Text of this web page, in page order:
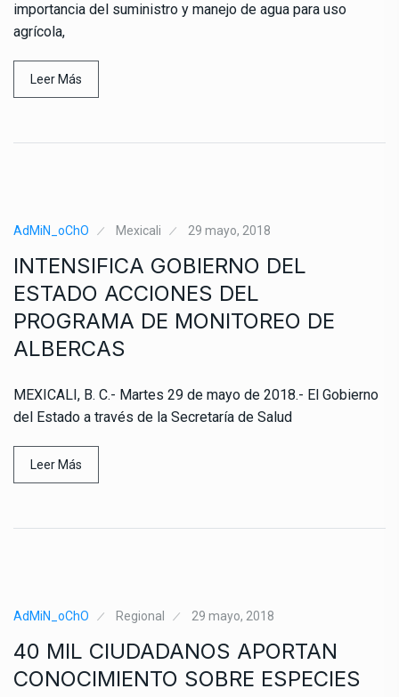
importancia del suministro y manejo de agua para uso
agrícola,
Leer Más
AdMiN_oChO Mexicali 29 mayo, 2018
INTENSIFICA GOBIERNO DEL
ESTADO ACCIONES DEL
PROGRAMA DE MONITOREO DE
ALBERCAS
MEXICALI, B. C.- Martes 29 de mayo de 2018.- El Gobierno
del Estado a través de la Secretaría de Salud
Leer Más
AdMiN_oChO Regional 29 mayo, 2018
40 MIL CIUDADANOS APORTAN
CONOCIMIENTO SOBRE ESPECIES